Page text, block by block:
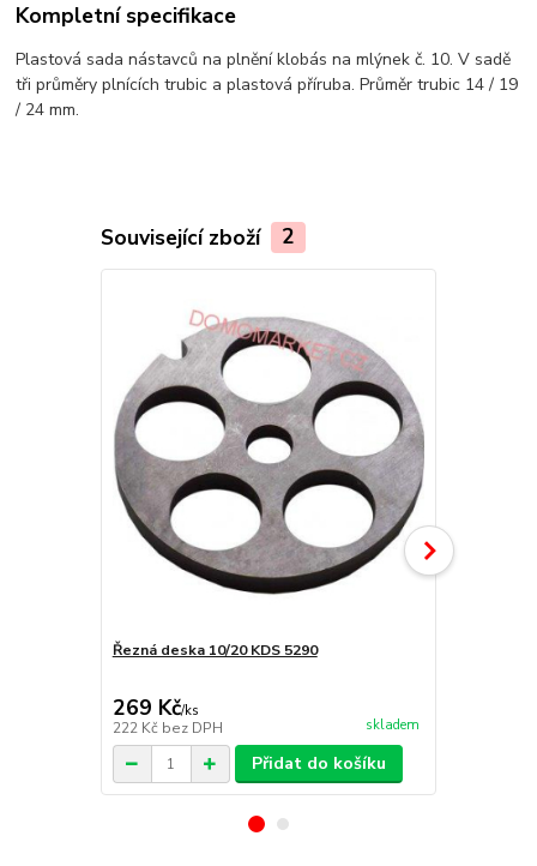
Kompletní specifikace
Plastová sada nástavců na plnění klobás na mlýnek č. 10. V sadě
tři průměry plnících trubic a plastová příruba. Průměr trubic 14 / 19
/ 24 mm.
Související zboží 2
Řezná deska 10/20 KDS 5290
269 Kč/ks
222 Kč bez DPH skladem
Přidat do košíku